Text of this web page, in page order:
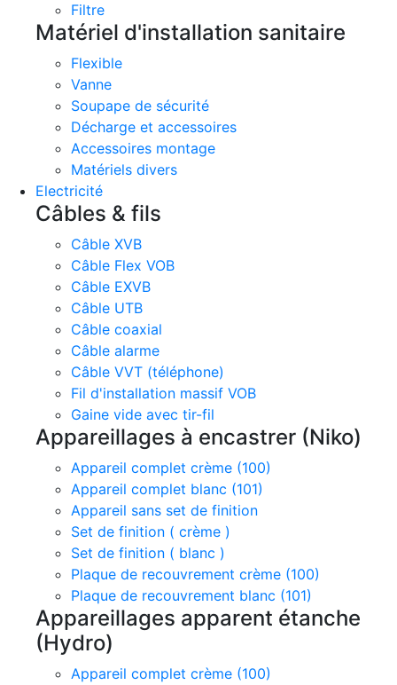
Filtre
Matériel d'installation sanitaire
Flexible
Vanne
Soupape de sécurité
Décharge et accessoires
Accessoires montage
Matériels divers
Electricité
Câbles & fils
Câble XVB
Câble Flex VOB
Câble EXVB
Câble UTB
Câble coaxial
Câble alarme
Câble VVT (téléphone)
Fil d'installation massif VOB
Gaine vide avec tir-fil
Appareillages à encastrer (Niko)
Appareil complet crème (100)
Appareil complet blanc (101)
Appareil sans set de finition
Set de finition ( crème )
Set de finition ( blanc )
Plaque de recouvrement crème (100)
Plaque de recouvrement blanc (101)
Appareillages apparent étanche
(Hydro)
Appareil complet crème (100)